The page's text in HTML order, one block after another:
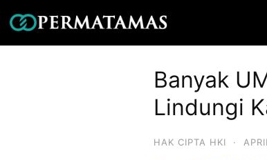
Banyak
Lindungi
HAK CIPTA HKI ·